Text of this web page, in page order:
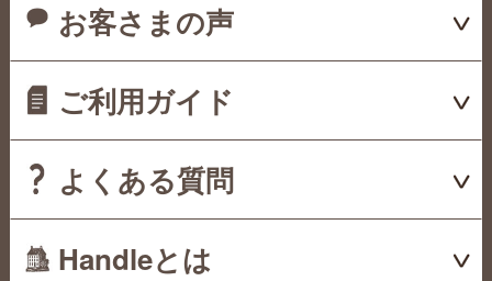
お客さまの声
ご利用ガイド
よくある質問
Handleとは